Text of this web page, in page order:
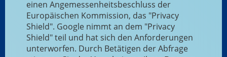
einen Angemessenheitsbeschluss der
Europäischen Kommission, das "Privacy
Shield". Google nimmt an dem "Privacy
Shield" teil und hat sich den Anforderungen
unterworfen. Durch Betätigen der Abfrage